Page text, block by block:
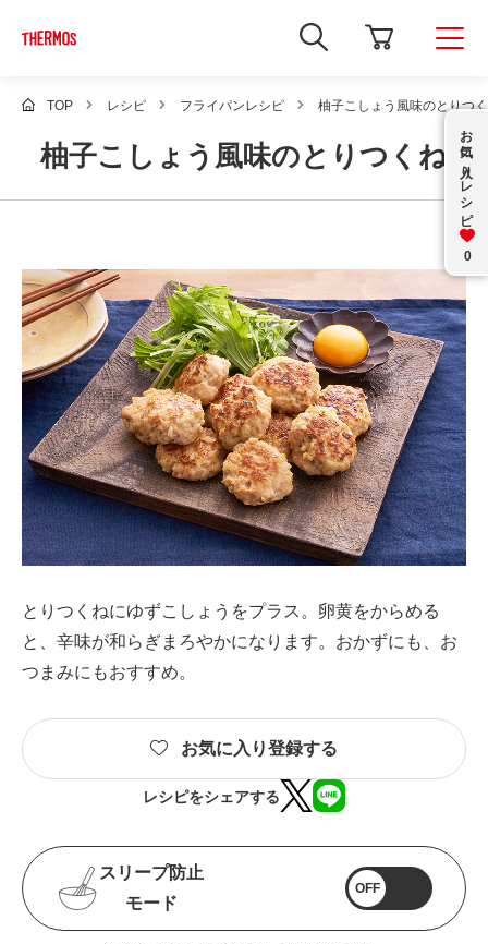
新
し
ィ
ウ
で
サ
検
を
開
き
ま
す
TOP レシピ フライパンレシピ 柚子こしょう風味のとりつ
柚子こしょう風味のとりつくね お気に入り
レシピ
0
とりつくねにゆずこしょうをプラス。卵黄をからめる
と、辛味が和らぎまろやかになります。おかずにも、お
つまみにもおすすめ。
お気に入り登録する
レシピをシェアする
スリープ防止
モード
OFF